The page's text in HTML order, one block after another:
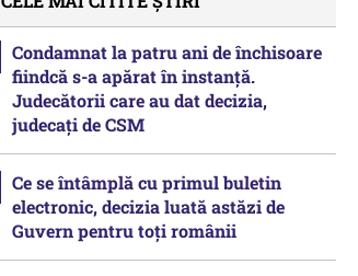
Condamnat la patru ani de închisoare
fiindcă s-a apărat în instanță.
Judecătorii care au dat decizia,
judecați de CSM
Ce se întâmplă cu primul buletin
electronic, decizia luată astăzi de
Guvern pentru toți românii